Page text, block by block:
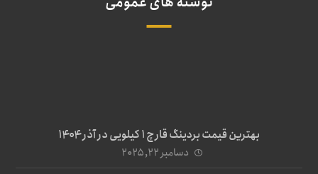
بهترین قیمت بردینگ قارچ 1 کیلویی در آذر ۱۴۰۴
دسامبر ۲۲, ۲۰۲۵